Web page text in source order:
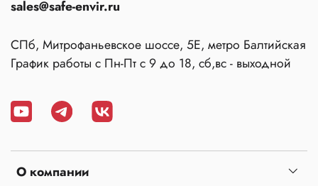
О компании
sales@safe-envir.ru
СПб, Митрофаньевское шоссе, 5Е, метро Балтийская
График работы с Пн-Пт с 9 до 18, сб,вс - выходной